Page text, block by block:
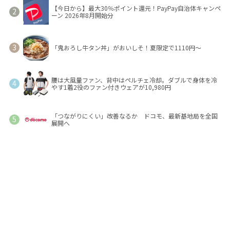
【今日から】最大30％ポイント還元！PayPay自治体キャンペ
ーン 2026年8月開始分
「鬼おろし牛タン丼」がおいしそ！夏限定で1110円～
腰は大風量ファン、背中はペルチェ冷却。ダブルで身体を冷
やす1着2役のファン付きウェアが10,980円
「つながりにくい」改善なるか ドコモ、最新基地局を全国
展開へ